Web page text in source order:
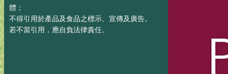
體；
不得引用於產品及食品之標示、宣傳及廣告。
若不當引用，應自負法律責任。